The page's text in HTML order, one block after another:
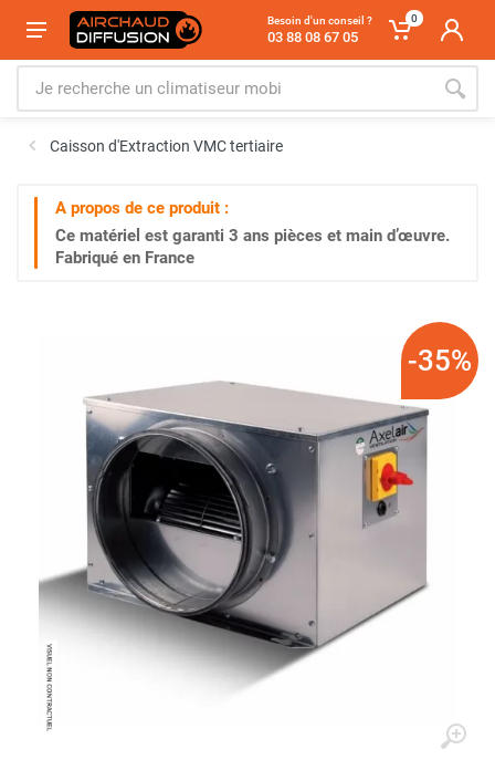
Besoin d'un conseil ?
03 88 08 67 05
0
Caisson d'Extraction VMC tertiaire
A propos de ce produit :
Ce matériel est garanti 3 ans pièces et main d’œuvre.
Fabriqué en France
-35%